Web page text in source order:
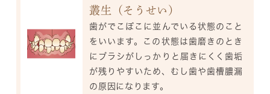
叢生（そうせい）
歯がでこぼこに並んでいる状態のこと
をいいます。この状態は歯磨きのとき
にブラシがしっかりと届きにくく歯垢
が残りやすいため、むし歯や歯槽膿漏
の原因になります。